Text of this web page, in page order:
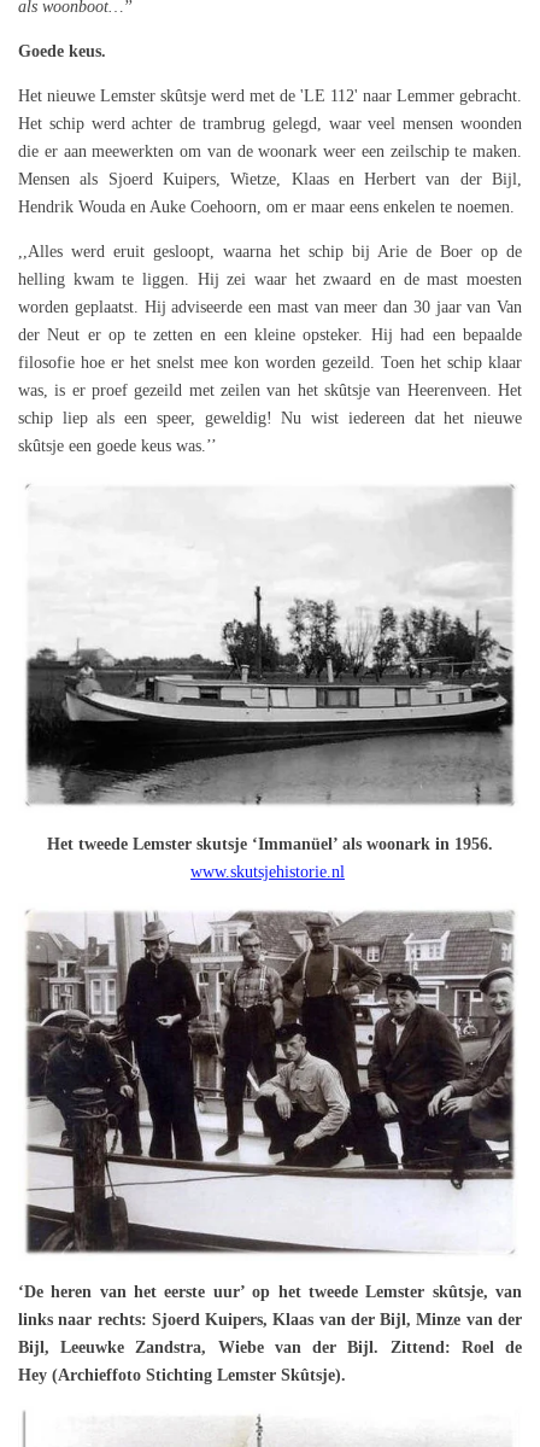
als woonboot…’’
Goede keus.
Het nieuwe Lemster skûtsje werd met de 'LE 112' naar Lemmer gebracht.
Het schip werd achter de trambrug gelegd, waar veel mensen woonden
die er aan meewerkten om van de woonark weer een zeilschip te maken.
Mensen als Sjoerd Kuipers, Wietze, Klaas en Herbert van der Bijl,
Hendrik Wouda en Auke Coehoorn, om er maar eens enkelen te noemen.
,,Alles werd eruit gesloopt, waarna het schip bij Arie de Boer op de
helling kwam te liggen. Hij zei waar het zwaard en de mast moesten
worden geplaatst. Hij adviseerde een mast van meer dan 30 jaar van Van
der Neut er op te zetten en een kleine opsteker. Hij had een bepaalde
filosofie hoe er het snelst mee kon worden gezeild. Toen het schip klaar
was, is er proef gezeild met zeilen van het skûtsje van Heerenveen. Het
schip liep als een speer, geweldig! Nu wist iedereen dat het nieuwe
skûtsje een goede keus was.’’
Het tweede Lemster skutsje ‘Immanüel’ als woonark in 1956.
www.skutsjehistorie.nl
‘De heren van het eerste uur’ op het tweede Lemster skûtsje, van
links naar rechts: Sjoerd Kuipers, Klaas van der Bijl, Minze van der
Bijl, Leeuwke Zandstra, Wiebe van der Bijl. Zittend: Roel de
Hey (Archieffoto Stichting Lemster Skûtsje).